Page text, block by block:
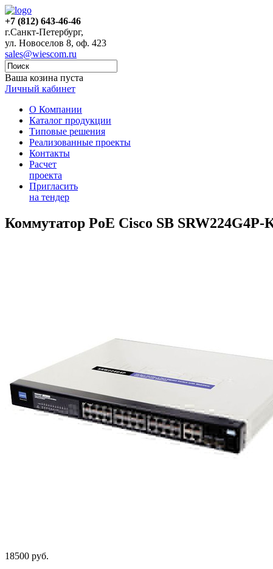
+7 (812) 643-46-46
г.Санкт-Петербург,
ул. Новоселов 8, оф. 423
sales@wiescom.ru
Ваша козина пуста
Личный кабинет
О Компании
Каталог продукции
Типовые решения
Реализованные проекты
Контакты
Расчет
проекта
Пригласить
на тендер
Коммутатор PoE Cisco SB SRW224G4P-
18500 руб.